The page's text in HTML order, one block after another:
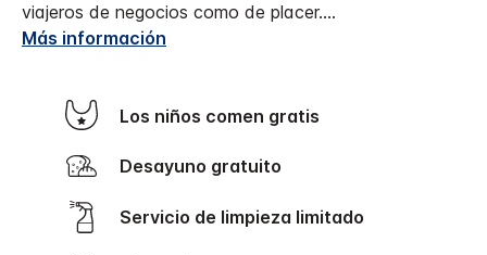
viajeros de negocios como de placer....
Más información
Los niños comen gratis
Desayuno gratuito
Servicio de limpieza limitado